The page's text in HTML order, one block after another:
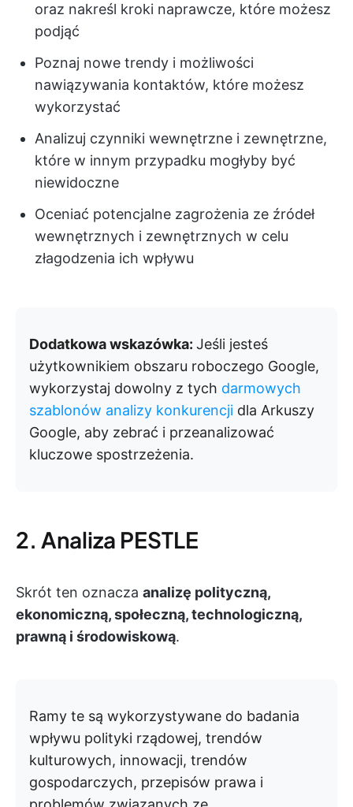
oraz nakreśl kroki naprawcze, które możesz
podjąć
Poznaj nowe trendy i możliwości
nawiązywania kontaktów, które możesz
wykorzystać
Analizuj czynniki wewnętrzne i zewnętrzne,
które w innym przypadku mogłyby być
niewidoczne
Oceniać potencjalne zagrożenia ze źródeł
wewnętrznych i zewnętrznych w celu
złagodzenia ich wpływu
Dodatkowa wskazówka: Jeśli jesteś
użytkownikiem obszaru roboczego Google,
wykorzystaj dowolny z tych darmowych
szablonów analizy konkurencji dla Arkuszy
Google, aby zebrać i przeanalizować
kluczowe spostrzeżenia.
2. Analiza PESTLE
Skrót ten oznacza analizę polityczną,
ekonomiczną, społeczną, technologiczną,
prawną i środowiskową.
Ramy te są wykorzystywane do badania
wpływu polityki rządowej, trendów
kulturowych, innowacji, trendów
gospodarczych, przepisów prawa i